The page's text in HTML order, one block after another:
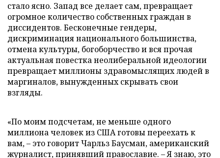
стало ясно. Запад все делает сам, превращает
огромное количество собственных граждан в
диссидентов. Бесконечные гендеры,
дискриминация национального большинства,
отмена культуры, богоборчество и вся прочая
актуальная повестка неолиберальной идеологии
превращает миллионы здравомыслящих людей в
маргиналов, вынужденных скрывать свои
взгляды.
«По моим подсчетам, не меньше одного
миллиона человек из США готовы переехать к
вам, – это говорит Чарльз Баусман, американский
журналист, принявший православие. – Я знаю, это